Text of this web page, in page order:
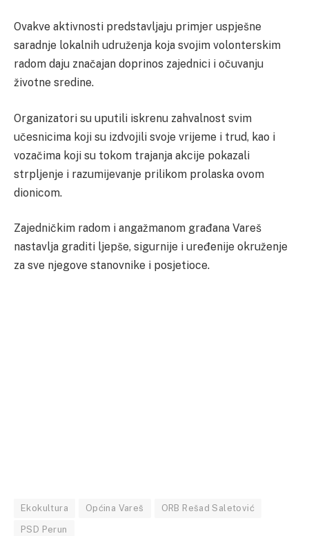
Ovakve aktivnosti predstavljaju primjer uspješne
saradnje lokalnih udruženja koja svojim volonterskim
radom daju značajan doprinos zajednici i očuvanju
životne sredine.
Organizatori su uputili iskrenu zahvalnost svim
učesnicima koji su izdvojili svoje vrijeme i trud, kao i
vozačima koji su tokom trajanja akcije pokazali
strpljenje i razumijevanje prilikom prolaska ovom
dionicom.
Zajedničkim radom i angažmanom građana Vareš
nastavlja graditi ljepše, sigurnije i uređenije okruženje
za sve njegove stanovnike i posjetioce.
Ekokultura Općina Vareš ORB Rešad Saletović
PSD Perun